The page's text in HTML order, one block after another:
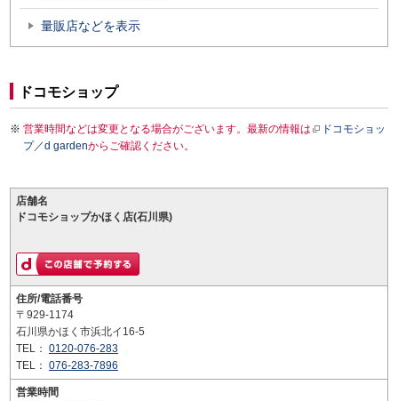
量販店などを表示
ドコモショップ
営業時間などは変更となる場合がございます。最新の情報は
ドコモショッ
プ／d gardenからご確認ください。
店舗名
ドコモショップかほく店(石川県)
住所/電話番号
〒929-1174
石川県かほく市浜北イ16-5
TEL： 0120-076-283
TEL： 076-283-7896
営業時間